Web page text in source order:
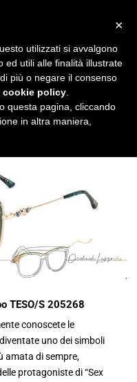
TESO/S 205268
conoscete le
uno dei simboli
amata di sempre,
protagoniste di “Sex
×
utilizzati si avvalgono
ed utili alle finalità illustrate
più o negare il consenso
cookie policy
questa pagina, cliccando
in altra maniera,